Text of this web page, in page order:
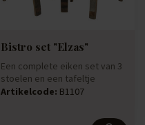
Bistro set "Elzas"
Een complete eiken set van 3
stoelen en een tafeltje
handgemaakt van een
Artikelcode: B1107